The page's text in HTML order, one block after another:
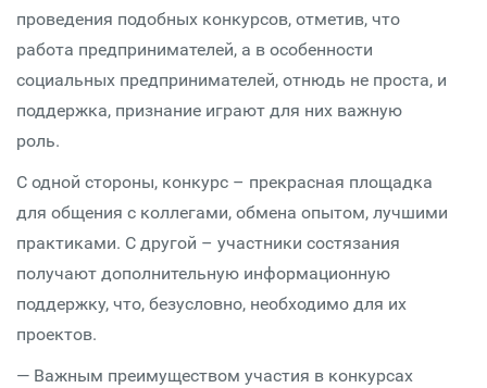
проведения подобных конкурсов, отметив, что
работа предпринимателей, а в особенности
социальных предпринимателей, отнюдь не проста, и
поддержка, признание играют для них важную
роль.
С одной стороны, конкурс – прекрасная площадка
для общения с коллегами, обмена опытом, лучшими
практиками. С другой – участники состязания
получают дополнительную информационную
поддержку, что, безусловно, необходимо для их
проектов.
— Важным преимуществом участия в конкурсах